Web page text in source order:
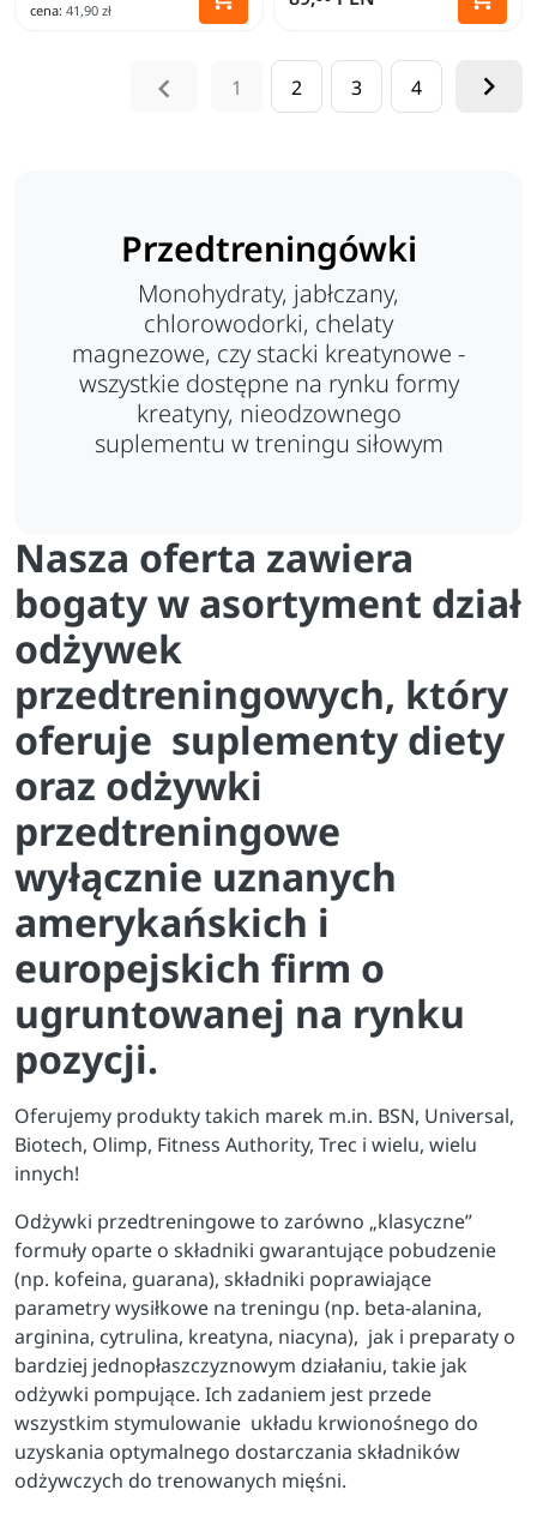
cena: 41,90 zł
Dodaj do koszyka
 1 2 3 4 
Przedtreningówki
Monohydraty, jabłczany,
chlorowodorki, chelaty
magnezowe, czy stacki kreatynowe -
wszystkie dostępne na rynku formy
kreatyny, nieodzownego
suplementu w treningu siłowym
Nasza oferta zawiera
bogaty w asortyment dział
odżywek
przedtreningowych, który
oferuje suplementy diety
oraz odżywki
przedtreningowe
wyłącznie uznanych
amerykańskich i
europejskich firm o
ugruntowanej na rynku
pozycji.
Oferujemy produkty takich marek m.in. BSN, Universal,
Biotech, Olimp, Fitness Authority, Trec i wielu, wielu
innych!
Odżywki przedtreningowe to zarówno „klasyczne”
formuły oparte o składniki gwarantujące pobudzenie
(np. kofeina, guarana), składniki poprawiające
parametry wysiłkowe na treningu (np. beta-alanina,
arginina, cytrulina, kreatyna, niacyna), jak i preparaty o
bardziej jednopłaszczyznowym działaniu, takie jak
odżywki pompujące. Ich zadaniem jest przede
wszystkim stymulowanie układu krwionośnego do
uzyskania optymalnego dostarczania składników
odżywczych do trenowanych mięśni.